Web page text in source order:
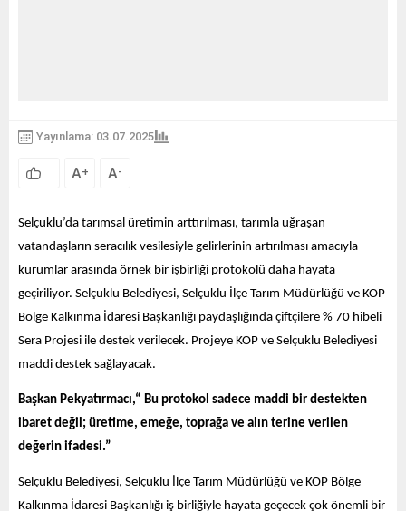
Yayınlama: 03.07.2025
A+ A-
Selçuklu’da tarımsal üretimin arttırılması, tarımla uğraşan
vatandaşların seracılık vesilesiyle gelirlerinin artırılması amacıyla
kurumlar arasında örnek bir işbirliği protokolü daha hayata
geçiriliyor. Selçuklu Belediyesi, Selçuklu İlçe Tarım Müdürlüğü ve KOP
Bölge Kalkınma İdaresi Başkanlığı paydaşlığında çiftçilere % 70 hibeli
Sera Projesi ile destek verilecek. Projeye KOP ve Selçuklu Belediyesi
maddi destek sağlayacak.
Başkan Pekyatırmacı,“ Bu protokol sadece maddi bir destekten
ibaret değil; üretime, emeğe, toprağa ve alın terine verilen
değerin ifadesi.”
Selçuklu Belediyesi, Selçuklu İlçe Tarım Müdürlüğü ve KOP Bölge
Kalkınma İdaresi Başkanlığı iş birliğiyle hayata geçecek çok önemli bir